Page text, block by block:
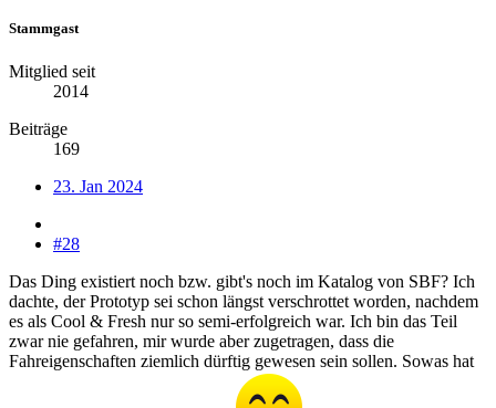
Stammgast
Mitglied seit
2014
Beiträge
169
23. Jan 2024
#28
Das Ding existiert noch bzw. gibt's noch im Katalog von SBF? Ich
dachte, der Prototyp sei schon längst verschrottet worden, nachdem
es als Cool & Fresh nur so semi-erfolgreich war. Ich bin das Teil
zwar nie gefahren, mir wurde aber zugetragen, dass die
Fahreigenschaften ziemlich dürftig gewesen sein sollen. Sowas hat